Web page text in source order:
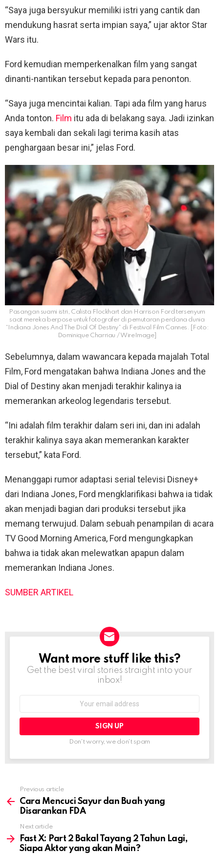
“Saya juga bersyukur memiliki istri yang cantik dan
mendukung hasrat serta impian saya,” ujar aktor Star
Wars itu.
Ford kemudian memperkenalkan film yang sangat
dinanti-nantikan tersebut kepada para penonton.
“Saya juga mencintai kalian. Tapi ada film yang harus
Anda tonton. Film itu ada di belakang saya. Jadi izinkan
saya kembali dan sekali lagi terima kasih atas
penghargaan besar ini,” jelas Ford.
Pasangan suami istri, Calista Flockhart dan Harrison Ford tersenyum
saat mereka berpose untuk fotografer di pemutaran perdana dunia
“Indiana Jones And The Dial Of Destiny” di Festival Film Cannes. [Foto:
Dominique Charriau / WireImage]
Sebelumnya, dalam wawancara kepada majalah Total
Film, Ford mengatakan bahwa Indiana Jones and the
Dial of Destiny akan menjadi terakhir kalinya ia
memerankan arkeolog legendaris tersebut.
“Ini adalah film terakhir dalam seri ini, dan ini adalah
terakhir kalinya saya akan memerankan karakter
tersebut,” kata Ford.
Menanggapi rumor adaptasi serial televisi Disney+
dari Indiana Jones, Ford mengklarifikasi bahwa ia tidak
akan menjadi bagian dari produksi tersebut jika
memang terwujud. Dalam sebuah penampilan di acara
TV Good Morning America, Ford mengungkapkan
bahwa ia tidak akan melewatkan apapun dalam
memerankan Indiana Jones.
SUMBER ARTIKEL
NEWSLETTER
Want more stuff like this?
Get the best viral stories straight into your
inbox!
Don't worry, we don't spam
more
Previous article
Cara Mencuci Sayur dan Buah yang
Disarankan FDA
Next article
Fast X: Part 2 Bakal Tayang 2 Tahun Lagi,
Siapa Aktor yang akan Main?